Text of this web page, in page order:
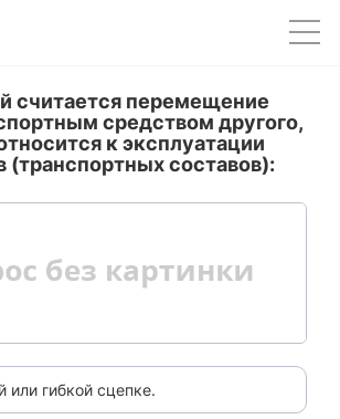
считается перемещение
средством другого,
к эксплуатации
(транспортных составов):
или гибкой сцепке.